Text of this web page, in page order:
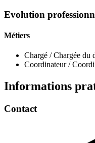
Evolution
Métiers
Chargé / Chargée du
Coordinateur /
Informations
Contact